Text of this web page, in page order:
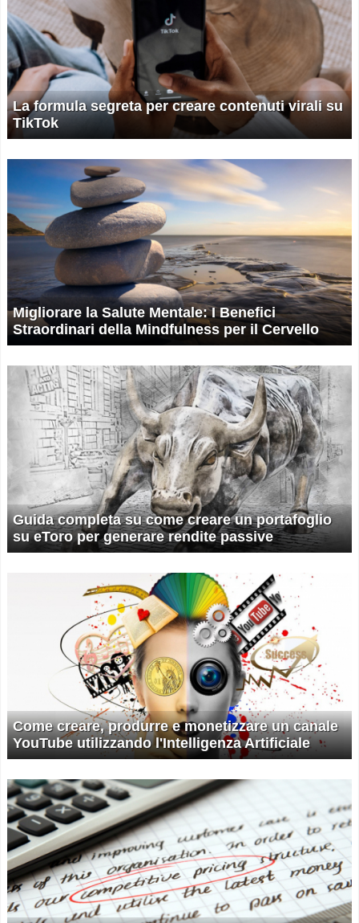
La formula segreta per creare contenuti virali su
TikTok
Migliorare la Salute Mentale: I Benefici
Straordinari della Mindfulness per il Cervello
Guida completa su come creare un portafoglio
su eToro per generare rendite passive
Come creare, produrre e monetizzare un canale
YouTube utilizzando l'Intelligenza Artificiale